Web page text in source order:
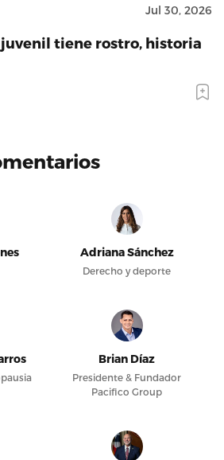
Jul 30, 2026
tiene rostro, historia
Adriana Sánchez
Derecho y deporte
Brian Díaz
Presidente & Fundador
Pacifico Group